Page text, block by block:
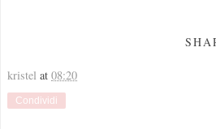
kristel at 08:20
Condividi